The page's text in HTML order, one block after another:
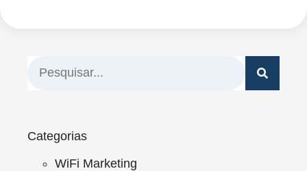
Categorias
WiFi Marketing